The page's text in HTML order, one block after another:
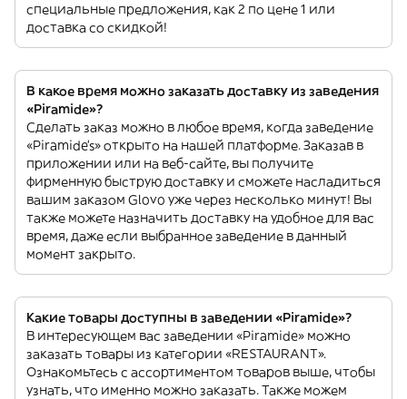
специальные предложения, как 2 по цене 1 или
доставка со скидкой!
В какое время можно заказать доставку из заведения
«Piramide»?
Сделать заказ можно в любое время, когда заведение
«Piramide’s» открыто на нашей платформе. Заказав в
приложении или на веб-сайте, вы получите
фирменную быструю доставку и сможете насладиться
вашим заказом Glovo уже через несколько минут! Вы
также можете назначить доставку на удобное для вас
время, даже если выбранное заведение в данный
момент закрыто.
Какие товары доступны в заведении «Piramide»?
В интересующем вас заведении «Piramide» можно
заказать товары из категории «RESTAURANT».
Ознакомьтесь с ассортиментом товаров выше, чтобы
узнать, что именно можно заказать. Также можем